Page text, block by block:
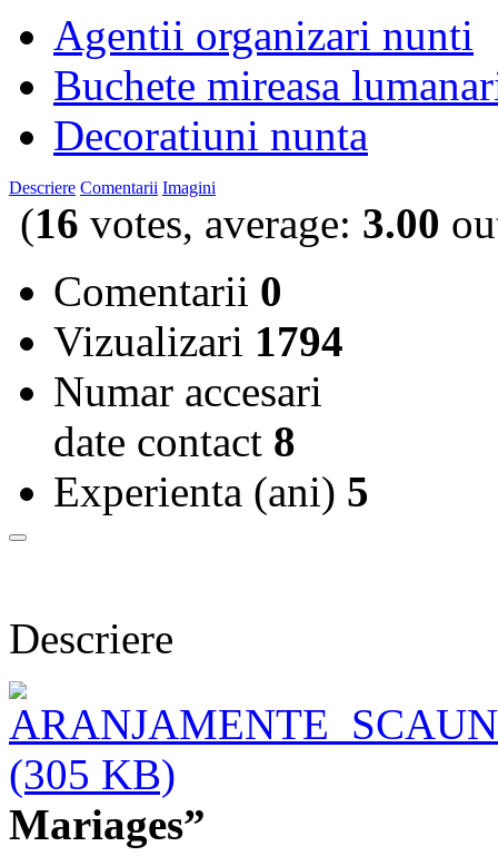
Agentii organizari nunti
Buchete mireasa
Decoratiuni nunta
Descriere Comentarii Imagini
(16 votes, average: 3.00
Comentarii 0
Vizualizari 1794
Numar accesari
date contact 8
Experienta (ani) 5
Descriere
Mariages”